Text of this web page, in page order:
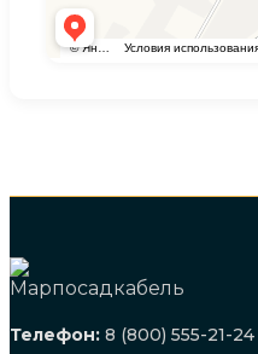
Телефон: 8 (800) 555-21-24